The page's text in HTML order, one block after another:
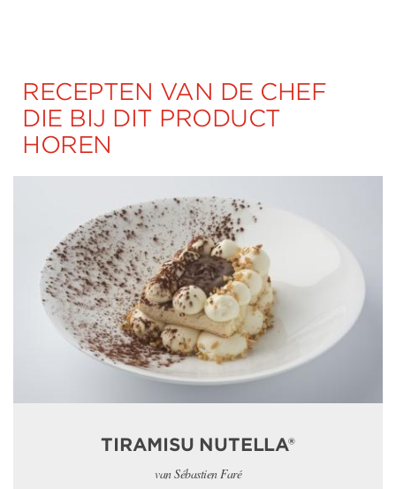
RECEPTEN VAN DE CHEF
DIE BIJ DIT PRODUCT
HOREN
TIRAMISU NUTELLA®
van Sébastien Faré